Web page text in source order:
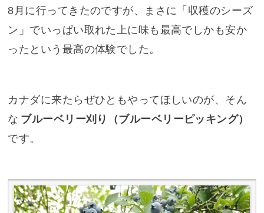
8月に行ってきたのですが、まさに「収穫のシーズ
ン」でいっぱい取れた上に味も最高でしかも安か
ったという最高の体験でした。
カナダに来たらぜひともやってほしいのが、そん
な ブルーベリー刈り（ブルーベリーピッキング）
です。